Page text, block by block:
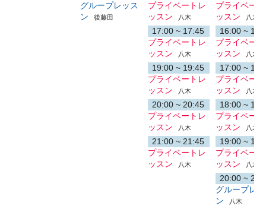
グループレッス
ン
後藤田
プライベートレ
ッスン
八木
17:00 ~ 17:45
プライベートレ
ッスン
八木
19:00 ~ 19:45
プライベートレ
ッスン
八木
20:00 ~ 20:45
プライベートレ
ッスン
八木
21:00 ~ 21:45
プライベートレ
ッスン
八木
プライベー
ッスン
八木
16:00 ~
プライベー
ッスン
八木
17:00 ~
プライベー
ッスン
八木
18:00 ~
プライベー
ッスン
八木
19:00 ~
プライベー
ッスン
八木
20:00 ~
グループレ
ン
八木